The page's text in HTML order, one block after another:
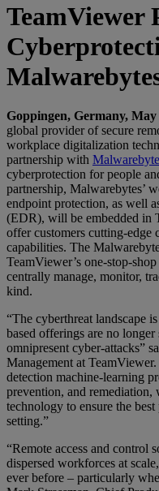
TeamViewer
Goppingen, Germany, May
global provider of secure
workplace digitalization
partnership with
cyberprotection for people
partnership, Malwarebytes’
endpoint protection, as well
(EDR), will be embedded in
offer customers cutting-edge
capabilities. The
TeamViewer’s one-stop-
centrally manage, monitor,
kind.
“The cyberthreat landscape
based offerings are no
omnipresent cyber-attacks”
Management at
detection machine-learning
prevention, and remediation,
technology to ensure the
setting.”
“Remote access and control
dispersed workforces at
ever before – particularly